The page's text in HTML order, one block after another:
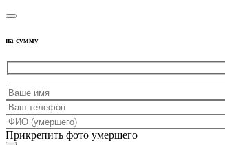
на сумму
Прикрепить фото умершего